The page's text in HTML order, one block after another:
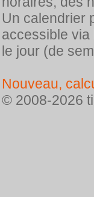
Un calendrier
accessible
le jour (de
Nouveau,
© 2008-2026